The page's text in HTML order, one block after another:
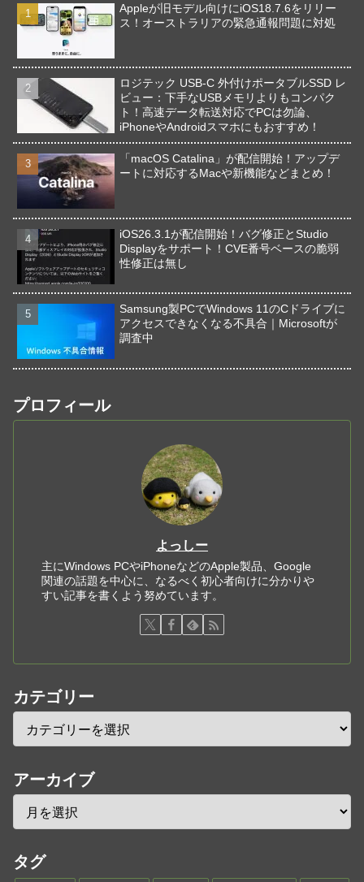
Appleが旧モデル向けにiOS18.7.6をリリー
ス！オーストラリアの緊急通報問題に対処
ロジテック USB-C 外付けポータブルSSD レ
ビュー：下手なUSBメモリよりもコンパク
ト！高速データ転送対応でPCは勿論、
iPhoneやAndroidスマホにもおすすめ！
「macOS Catalina」が配信開始！アップデ
ートに対応するMacや新機能などまとめ！
iOS26.3.1が配信開始！バグ修正とStudio
Displayをサポート！CVE番号ベースの脆弱
性修正は無し
Samsung製PCでWindows 11のCドライブに
アクセスできなくなる不具合｜Microsoftが
調査中
プロフィール
よっしー
主にWindows PCやiPhoneなどのApple製品、Google
関連の話題を中心に、なるべく初心者向けに分かりや
すい記事を書くよう努めています。
カテゴリー
アーカイブ
タグ